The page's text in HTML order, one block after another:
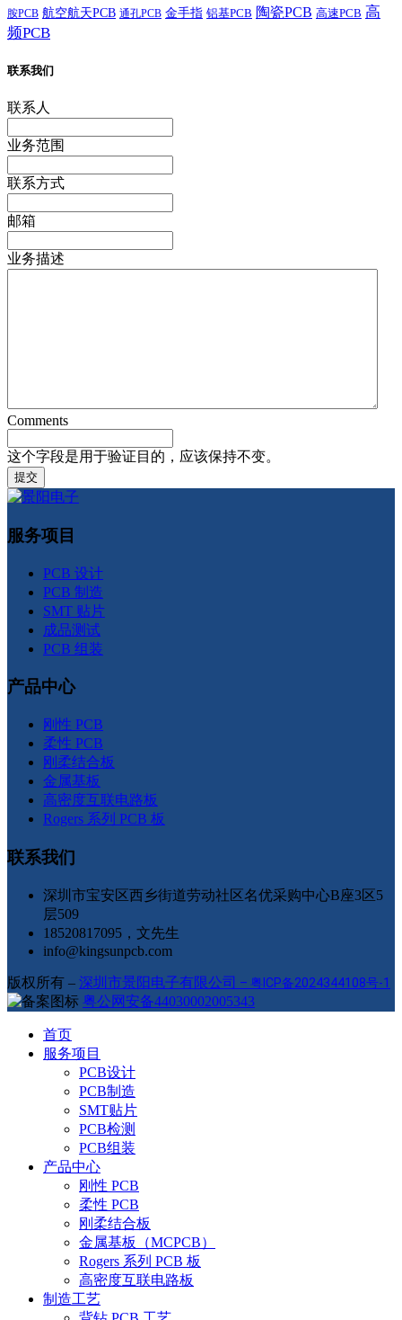
胺PCB 航空航天PCB 通孔PCB 金手指 铝基PCB 陶瓷PCB 高速PCB 高
频PCB
联系我们
联系人
业务范围
联系方式
邮箱
业务描述
Comments
这个字段是用于验证目的，应该保持不变。
服务项目
PCB 设计
PCB 制造
SMT 贴片
成品测试
PCB 组装
产品中心
刚性 PCB
柔性 PCB
刚柔结合板
金属基板
高密度互联电路板
Rogers 系列 PCB 板
联系我们
深圳市宝安区西乡街道劳动社区名优采购中心B座3区5
层509
18520817095，文先生
info@kingsunpcb.com
版权所有 – 深圳市景阳电子有限公司 – 粤ICP备2024344108号-1
粤公网安备44030002005343
首页
服务项目
PCB设计
PCB制造
SMT贴片
PCB检测
PCB组装
产品中心
刚性 PCB
柔性 PCB
刚柔结合板
金属基板（MCPCB）
Rogers 系列 PCB 板
高密度互联电路板
制造工艺